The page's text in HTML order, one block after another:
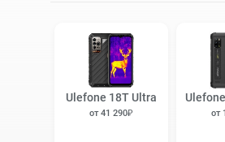
Ulefone 18T Ultra
от 41 290₽ от